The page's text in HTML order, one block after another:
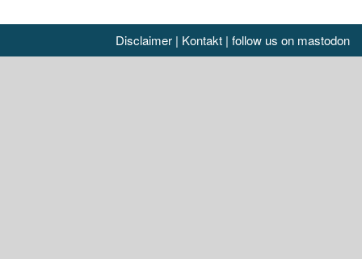
Disclaimer | Kontakt | follow us on mastodon